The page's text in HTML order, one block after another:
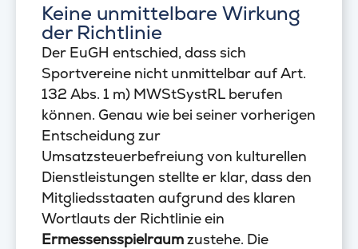
Keine unmittelbare Wirkung
der Richtlinie
Der EuGH entschied, dass sich
Sportvereine nicht unmittelbar auf Art.
132 Abs. 1 m) MWStSystRL berufen
können. Genau wie bei seiner vorherigen
Entscheidung zur
Umsatzsteuerbefreiung von kulturellen
Dienstleistungen stellte er klar, dass den
Mitgliedsstaaten aufgrund des klaren
Wortlauts der Richtlinie ein
Ermessensspielraumzustehe. Die